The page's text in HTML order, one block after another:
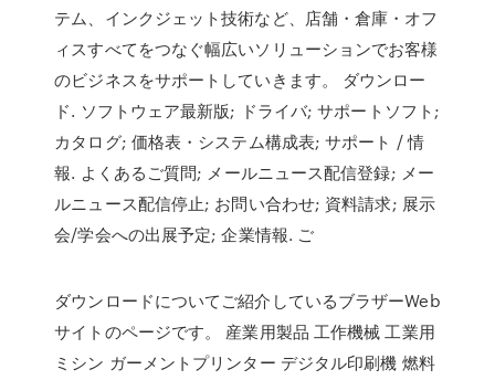
テム、インクジェット技術など、店舗・倉庫・オフ
ィスすべてをつなぐ幅広いソリューションでお客様
のビジネスをサポートしていきます。 ダウンロー
ド. ソフトウェア最新版; ドライバ; サポートソフト;
カタログ; 価格表・システム構成表; サポート / 情
報. よくあるご質問; メールニュース配信登録; メー
ルニュース配信停止; お問い合わせ; 資料請求; 展示
会/学会への出展予定; 企業情報. ご
ダウンロードについてご紹介しているブラザーWeb
サイトのページです。 産業用製品 工作機械 工業用
ミシン ガーメントプリンター デジタル印刷機 燃料